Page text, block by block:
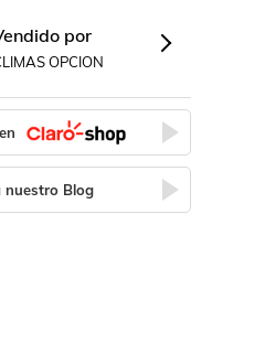
por
OPCION
nuestro Blog